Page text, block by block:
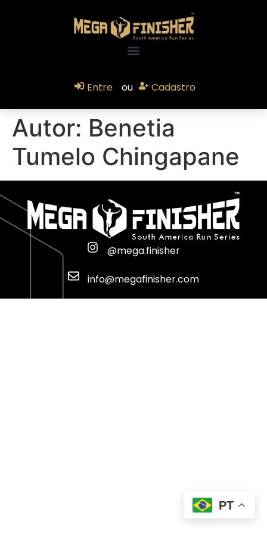
Entre ou Cadastro
Autor: Benetia
Tumelo Chingapane
@mega.finisher
info@megafinisher.com
PT